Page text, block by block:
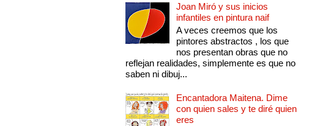
Joan Miró y sus inicios
infantiles en pintura naif
A veces creemos que los
pintores abstractos , los que
nos presentan obras que no
reflejan realidades, simplemente es que no
saben ni dibuj...
Encantadora Maitena. Dime
con quien sales y te diré quien
eres